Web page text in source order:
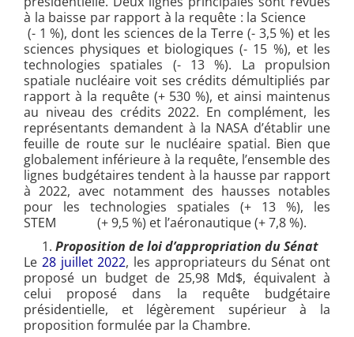
à la baisse par rapport à la requête : la Science
(- 1 %), dont les sciences de la Terre (- 3,5 %) et les
sciences physiques et biologiques (- 15 %), et les
technologies spatiales (- 13 %). La propulsion
spatiale nucléaire voit ses crédits démultipliés par
rapport à la requête (+ 530 %), et ainsi maintenus
au niveau des crédits 2022. En complément, les
représentants demandent à la NASA d’établir une
feuille de route sur le nucléaire spatial. Bien que
globalement inférieure à la requête, l’ensemble des
lignes budgétaires tendent à la hausse par rapport
à 2022, avec notamment des hausses notables
pour les technologies spatiales (+ 13 %), les
STEM (+ 9,5 %) et l’aéronautique (+ 7,8 %).
Proposition de loi d’appropriation du Sénat
Le 28 juillet 2022, les appropriateurs du Sénat ont
proposé un budget de 25,98 Md$, équivalent à
celui proposé dans la requête budgétaire
présidentielle, et légèrement supérieur à la
proposition formulée par la Chambre.